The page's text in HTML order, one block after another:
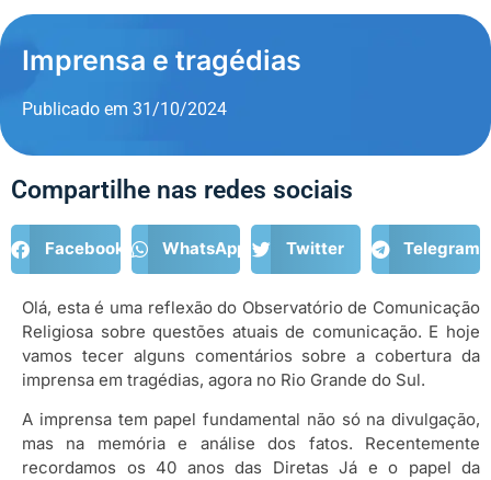
Imprensa e tragédias
Publicado em 31/10/2024
Compartilhe nas redes sociais
Facebook WhatsApp Twitter Telegram
Olá, esta é uma reflexão do Observatório de Comunicação
Religiosa sobre questões atuais de comunicação. E hoje
vamos tecer alguns comentários sobre a cobertura da
imprensa em tragédias, agora no Rio Grande do Sul.
A imprensa tem papel fundamental não só na divulgação,
mas na memória e análise dos fatos. Recentemente
recordamos os 40 anos das Diretas Já e o papel da